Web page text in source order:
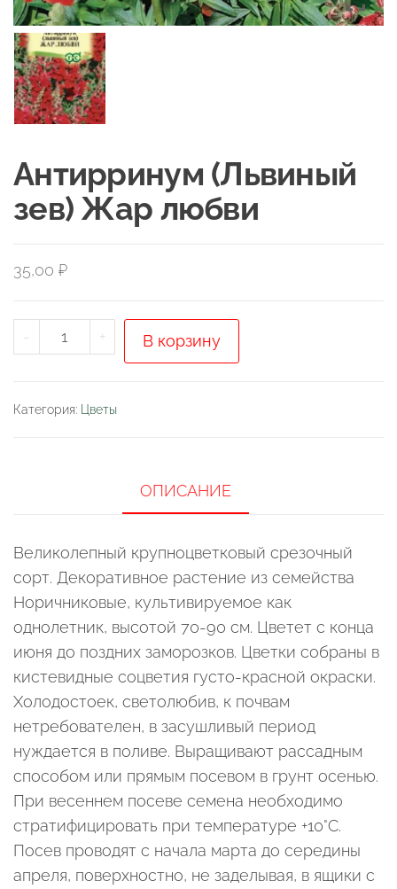
Антирринум (Львиный
зев) Жар любви
35,00 ₽
-
Количество
товара
(Львиный
+ В корзину
Категория: Цветы
ОПИСАНИЕ
Великолепный крупноцветковый срезочный
сорт. Декоративное растение из семейства
Норичниковые, культивируемое как
однолетник, высотой 70-90 см. Цветет с конца
июня до поздних заморозков. Цветки собраны в
кистевидные соцветия густо-красной окраски.
Холодостоек, светолюбив, к почвам
нетребователен, в засушливый период
нуждается в поливе. Выращивают рассадным
способом или прямым посевом в грунт осенью.
При весеннем посеве семена необходимо
стратифицировать при температуре +10°С.
Посев проводят с начала марта до середины
апреля, поверхностно, не заделывая, в ящики с